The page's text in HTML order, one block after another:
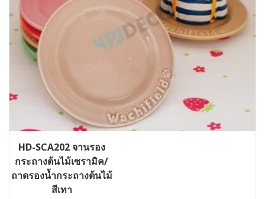
HD-SCA202 จานรอง
กระถางต้นไม้เซรามิค/
ถาดรองน้ำกระถางต้นไม้
สีเทา